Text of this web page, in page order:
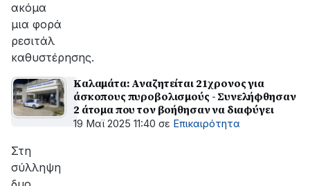
ακόμα
μια φορά
ρεσιτάλ
καθυστέρησης.
Καλαμάτα: Αναζητείται 21χρονος για
άσκοπους πυροβολισμούς - Συνελήφθησαν
2 άτομα που τον βοήθησαν να διαφύγει
19 Μαϊ 2025 11:40 σε Επικαιρότητα
Στη
σύλληψη